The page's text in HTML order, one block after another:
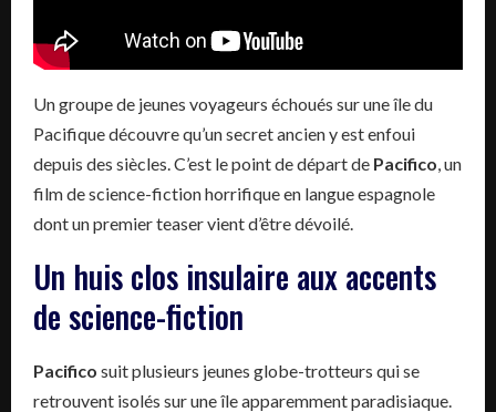
Un groupe de jeunes voyageurs échoués sur une île du
Pacifique découvre qu’un secret ancien y est enfoui
depuis des siècles. C’est le point de départ de Pacifico , un
film de science-fiction horrifique en langue espagnole
dont un premier teaser vient d’être dévoilé.
Un huis clos insulaire aux accents
de science-fiction
Pacifico suit plusieurs jeunes globe-trotteurs qui se
retrouvent isolés sur une île apparemment paradisiaque.